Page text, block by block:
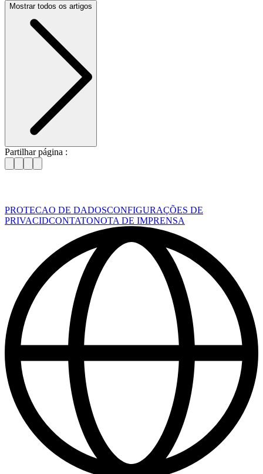
Mostrar todos os artigos
Partilhar página :
PROTECAO DE DADOSCONFIGURAÇÕES DE
PRIVACIDCONTATONOTA DE IMPRENSA